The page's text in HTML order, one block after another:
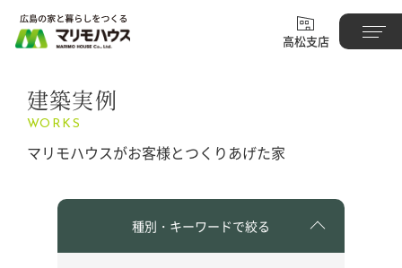
高松支店
建築実例
WORKS
マリモハウスがお客様とつくりあげた家
種別・キーワードで絞る